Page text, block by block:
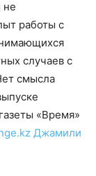
не
работы с
случаев с
смысла
«Время»
Джамили